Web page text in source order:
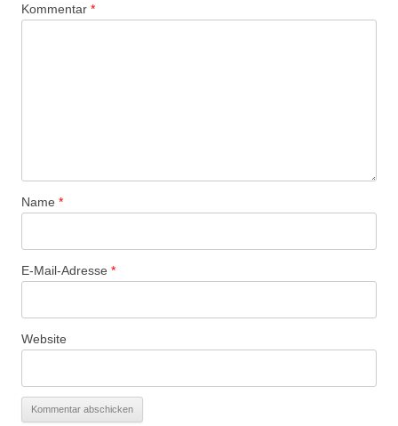
Kommentar *
Name *
E-Mail-Adresse *
Website